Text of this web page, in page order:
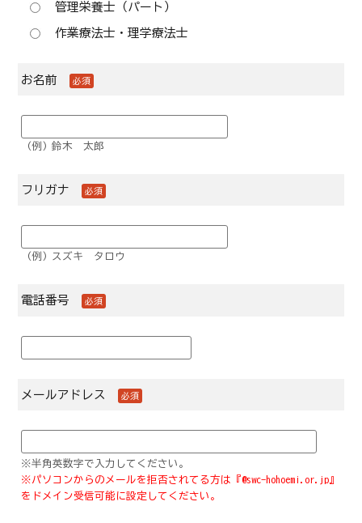
管理栄養士（パート）
作業療法士・理学療法士
お名前 必須
(例) 鈴木 太郎
フリガナ 必須
(例) スズキ タロウ
電話番号 必須
メールアドレス 必須
※半角英数字で入力してください。
※パソコンからのメールを拒否されてる方は『@swc-hohoemi.or.jp』
をドメイン受信可能に設定してください。